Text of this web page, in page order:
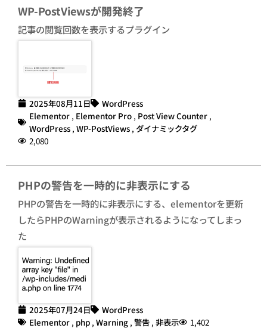
WP-PostViewsが開発終了
記事の閲覧回数を表示するプラグイン
2025年08月11日
WordPress
Elementor , Elementor Pro , Post View Counter ,
WordPress , WP-PostViews , ダイナミックタグ
2,080
PHPの警告を一時的に非表示にする
PHPの警告を一時的に非表示にする、elementorを更新
したらPHPのWarningが表示されるようになってしまっ
た
2025年07月24日
WordPress
Elementor , php , Warning , 警告 , 非表示 1,402